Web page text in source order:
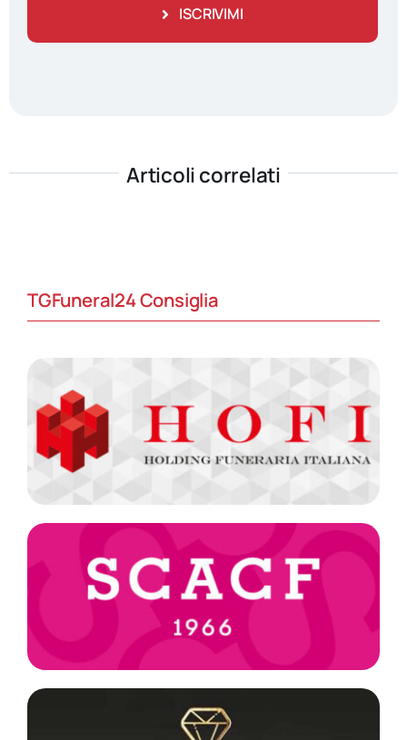
ISCRIVIMI
Articoli correlati
TGFuneral24 Consiglia